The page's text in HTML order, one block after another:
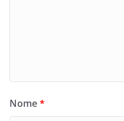
Nome*